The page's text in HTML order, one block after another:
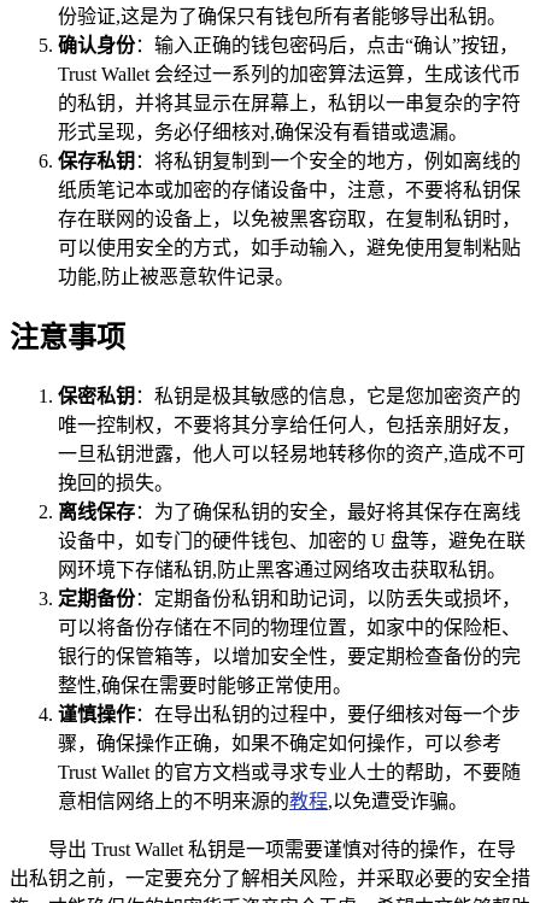
份验证,这是为了确保只有钱包所有者能够导出私钥。
确认身份：输入正确的钱包密码后，点击“确认”按钮，
Trust Wallet 会经过一系列的加密算法运算，生成该代币
的私钥，并将其显示在屏幕上，私钥以一串复杂的字符
形式呈现，务必仔细核对,确保没有看错或遗漏。
保存私钥 ：将私钥复制到一个安全的地方，例如离线的
纸质笔记本或加密的存储设备中，注意，不要将私钥保
存在联网的设备上，以免被黑客窃取，在复制私钥时，
可以使用安全的方式，如手动输入，避免使用复制粘贴
功能,防止被恶意软件记录。
注意事项
保密私钥 ：私钥是极其敏感的信息，它是您加密资产的
唯一控制权，不要将其分享给任何人，包括亲朋好友，
一旦私钥泄露，他人可以轻易地转移你的资产,造成不可
挽回的损失。
离线保存：为了确保私钥的安全，最好将其保存在离线
设备中，如专门的硬件钱包、加密的 U 盘等，避免在联
网环境下存储私钥,防止黑客通过网络攻击获取私钥。
定期备份：定期备份私钥和助记词，以防丢失或损坏，
可以将备份存储在不同的物理位置，如家中的保险柜、
银行的保管箱等，以增加安全性，要定期检查备份的完
整性,确保在需要时能够正常使用。
谨慎操作：在导出私钥的过程中，要仔细核对每一个步
骤，确保操作正确，如果不确定如何操作，可以参考
Trust Wallet 的官方文档或寻求专业人士的帮助，不要随
意相信网络上的不明来源的教程,以免遭受诈骗。
导出 Trust Wallet 私钥是一项需要谨慎对待的操作，在导
出私钥之前，一定要充分了解相关风险，并采取必要的安全措